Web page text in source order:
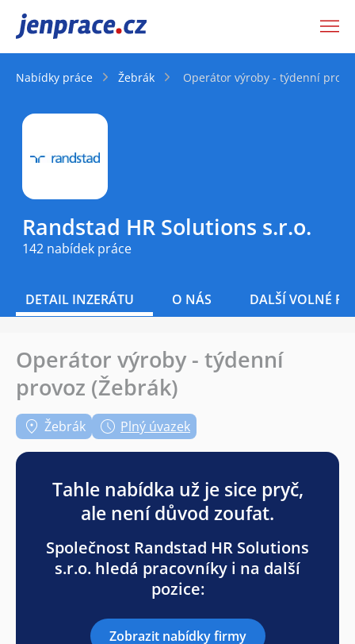
JenPráce.cz
Nabídky práce Žebrák Operátor výroby - týdenní
Randstad HR Solutions s.r.o.
142 nabídek práce
DETAIL INZERÁTU O NÁS DALŠÍ VOLNÉ
Operátor výroby - týdenní
provoz (Žebrák)
Žebrák Plný úvazek
Tahle nabídka už je sice pryč,
ale není důvod zoufat.
Společnost Randstad HR Solutions
s.r.o. hledá pracovníky i na další
pozice:
Zobrazit nabídky firmy